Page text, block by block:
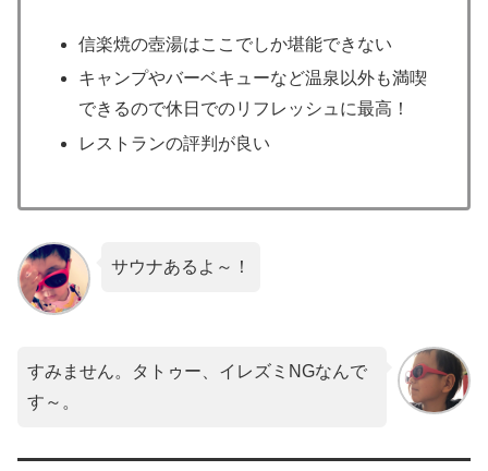
信楽焼の壺湯はここでしか堪能できない
キャンプやバーベキューなど温泉以外も満喫
できるので休日でのリフレッシュに最高！
レストランの評判が良い
サウナあるよ～！
すみません。タトゥー、イレズミNGなんで
す～。